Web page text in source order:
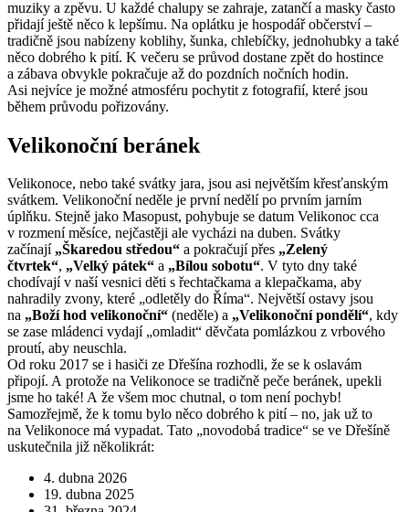
muziky a zpěvu. U každé chalupy se zahraje, zatančí a masky často
přidají ještě něco k lepšímu. Na oplátku je hospodář občerství –
tradičně jsou nabízeny koblihy, šunka, chlebíčky, jednohubky a také
něco dobrého k pití. K večeru se průvod dostane zpět do hostince
a zábava obvykle pokračuje až do pozdních nočních hodin.
Asi nejvíce je možné atmosféru pochytit z fotografií, které jsou
během průvodu pořizovány.
Velikonoční beránek
Velikonoce, nebo také svátky jara, jsou asi největším křesťanským
svátkem. Velikonoční neděle je první nedělí po prvním jarním
úplňku. Stejně jako Masopust, pohybuje se datum Velikonoc cca
v rozmení měsíce, nejčastěji ale vycházi na duben. Svátky
začínají „Škaredou středou“ a pokračují přes „Zelený
čtvrtek“, „Velký pátek“ a „Bílou sobotu“. V tyto dny také
chodívají v naší vesnici děti s řechtačkama a klepačkama, aby
nahradily zvony, které „odletěly do Říma“. Největší ostavy jsou
na „Boží hod velikonoční“ (neděle) a „Velikonoční pondělí“, kdy
se zase mládenci vydají „omladit“ děvčata pomlázkou z vrbového
proutí, aby neuschla.
Od roku 2017 se i hasiči ze Dřešína rozhodli, že se k oslavám
připojí. A protože na Velikonoce se tradičně peče beránek, upekli
jsme ho také! A že všem moc chutnal, o tom není pochyb!
Samozřejmě, že k tomu bylo něco dobrého k pití – no, jak už to
na Velikonoce má vypadat. Tato „novodobá tradice“ se ve Dřešíně
uskutečnila již několikrát:
4. dubna 2026
19. dubna 2025